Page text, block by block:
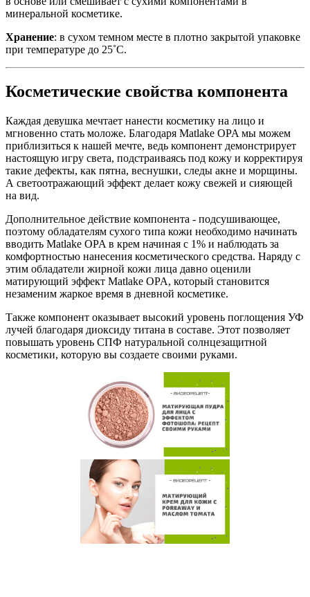
минеральной косметике.
Хранение: в сухом темном месте в плотно закрытой упаковке
при температуре до 25˚С.
Косметические свойства компонента
Каждая девушка мечтает нанести косметику на лицо и
мгновенно стать моложе. Благодаря Matlake OPA мы можем
приблизиться к нашей мечте, ведь компонент демонстрирует
настоящую игру света, подстраиваясь под кожу и корректируя
такие дефекты, как пятна, веснушки, следы акне и морщины.
А светоотражающий эффект делает кожу свежей и сияющей
на вид.
Дополнительное действие компонента - подсушивающее,
поэтому обладателям сухого типа кожи необходимо начинать
вводить Matlake OPA в крем начиная с 1% и наблюдать за
комфортностью нанесения косметического средства. Наряду с
этим обладатели жирной кожи лица давно оценили
матирующий эффект Matlake OPA, который становится
незаменим жаркое время в дневной косметике.
Также компонент оказывает высокий уровень поглощения УФ
лучей благодаря диоксиду титана в составе. Этот позволяет
повышать уровень СПФ натуральной солнцезащитной
косметики, которую вы создаете своими руками.